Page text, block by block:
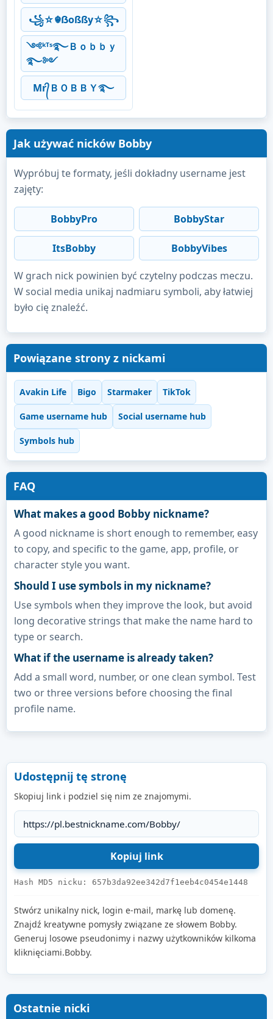
꧁☆☬ẞoßßy☆꧂
༺ᵏᵀˢ࿐Ｂｏｂｂｙ
࿐༻
Mr᭄ＢＯＢＢＹ࿐
Jak używać nicków Bobby
Wypróbuj te formaty, jeśli dokładny username jest
zajęty:
BobbyPro BobbyStar
ItsBobby BobbyVibes
W grach nick powinien być czytelny podczas meczu.
W social media unikaj nadmiaru symboli, aby łatwiej
było cię znaleźć.
Powiązane strony z nickami
Avakin Life Bigo Starmaker TikTok
Game username hub Social username hub
Symbols hub
FAQ
What makes a good Bobby nickname?
A good nickname is short enough to remember, easy
to copy, and specific to the game, app, profile, or
character style you want.
Should I use symbols in my nickname?
Use symbols when they improve the look, but avoid
long decorative strings that make the name hard to
type or search.
What if the username is already taken?
Add a small word, number, or one clean symbol. Test
two or three versions before choosing the final
profile name.
Udostępnij tę stronę
Skopiuj link i podziel się nim ze znajomymi.
Hash MD5 nicku: 657b3da92ee342d7f1eeb4c0454e1448
Stwórz unikalny nick, login e-mail, markę lub domenę.
Znajdź kreatywne pomysły związane ze słowem Bobby.
Generuj losowe pseudonimy i nazwy użytkowników kilkoma
kliknięciami.Bobby.
Ostatnie nicki